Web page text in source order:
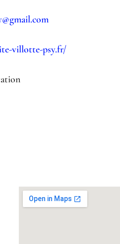
villotte-psy.fr/